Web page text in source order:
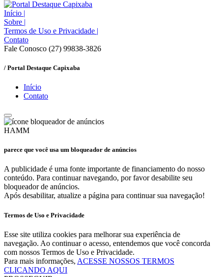
Início |
Sobre |
Termos de Uso e Privacidade |
Contato
Fale Conosco (27) 99838-3826
/ Portal Destaque Capixaba
Início
Contato
HAMM
parece que você usa um bloqueador de anúncios
A publicidade é uma fonte importante de financiamento do nosso
conteúdo. Para continuar navegando, por favor desabilite seu
bloqueador de anúncios.
Após desabilitar, atualize a página para continuar sua navegação!
Termos de Uso e Privacidade
Esse site utiliza cookies para melhorar sua experiência de
navegação. Ao continuar o acesso, entendemos que você concorda
com nossos Termos de Uso e Privacidade.
Para mais informações, ACESSE NOSSOS TERMOS
CLICANDO AQUI